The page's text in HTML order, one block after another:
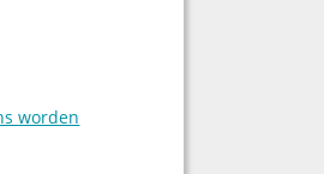
worden